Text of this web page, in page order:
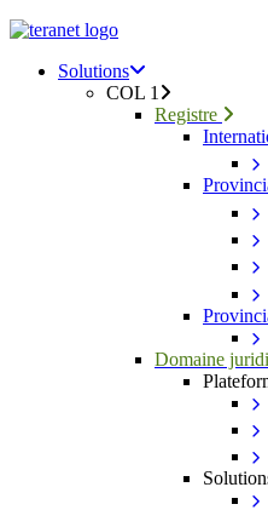
Menu
search
Menu
Solutions
COL 1
Registre
Domaine